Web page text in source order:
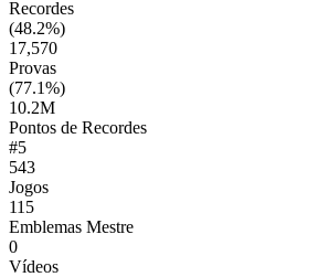
Recordes
(48.2%)
17,570
Provas
(77.1%)
10.2M
Pontos de Recordes
#5
543
Jogos
115
Emblemas Mestre
0
Vídeos